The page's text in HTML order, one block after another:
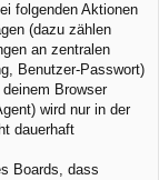
folgenden Aktionen
(dazu zählen
an zentralen
Benutzer-Passwort)
Browser
wird nur in der
dauerhaft
Boards, dass